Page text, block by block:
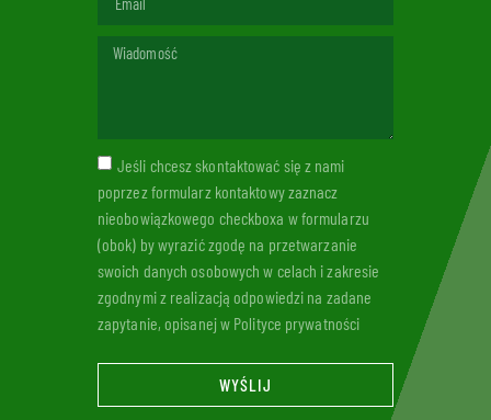
Jeśli chcesz skontaktować się z nami
poprzez formularz kontaktowy zaznacz
nieobowiązkowego checkboxa w formularzu
(obok) by wyrazić zgodę na przetwarzanie
swoich danych osobowych w celach i zakresie
zgodnymi z realizacją odpowiedzi na zadane
zapytanie, opisanej w Polityce prywatności
WYŚLIJ